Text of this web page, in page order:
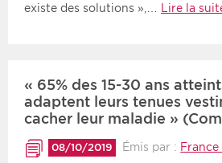
existe des solutions »,…
Lire la
« 65% des 15-30 ans
adaptent leurs tenues
cacher leur maladie »
08/10/2019 Émis par : France